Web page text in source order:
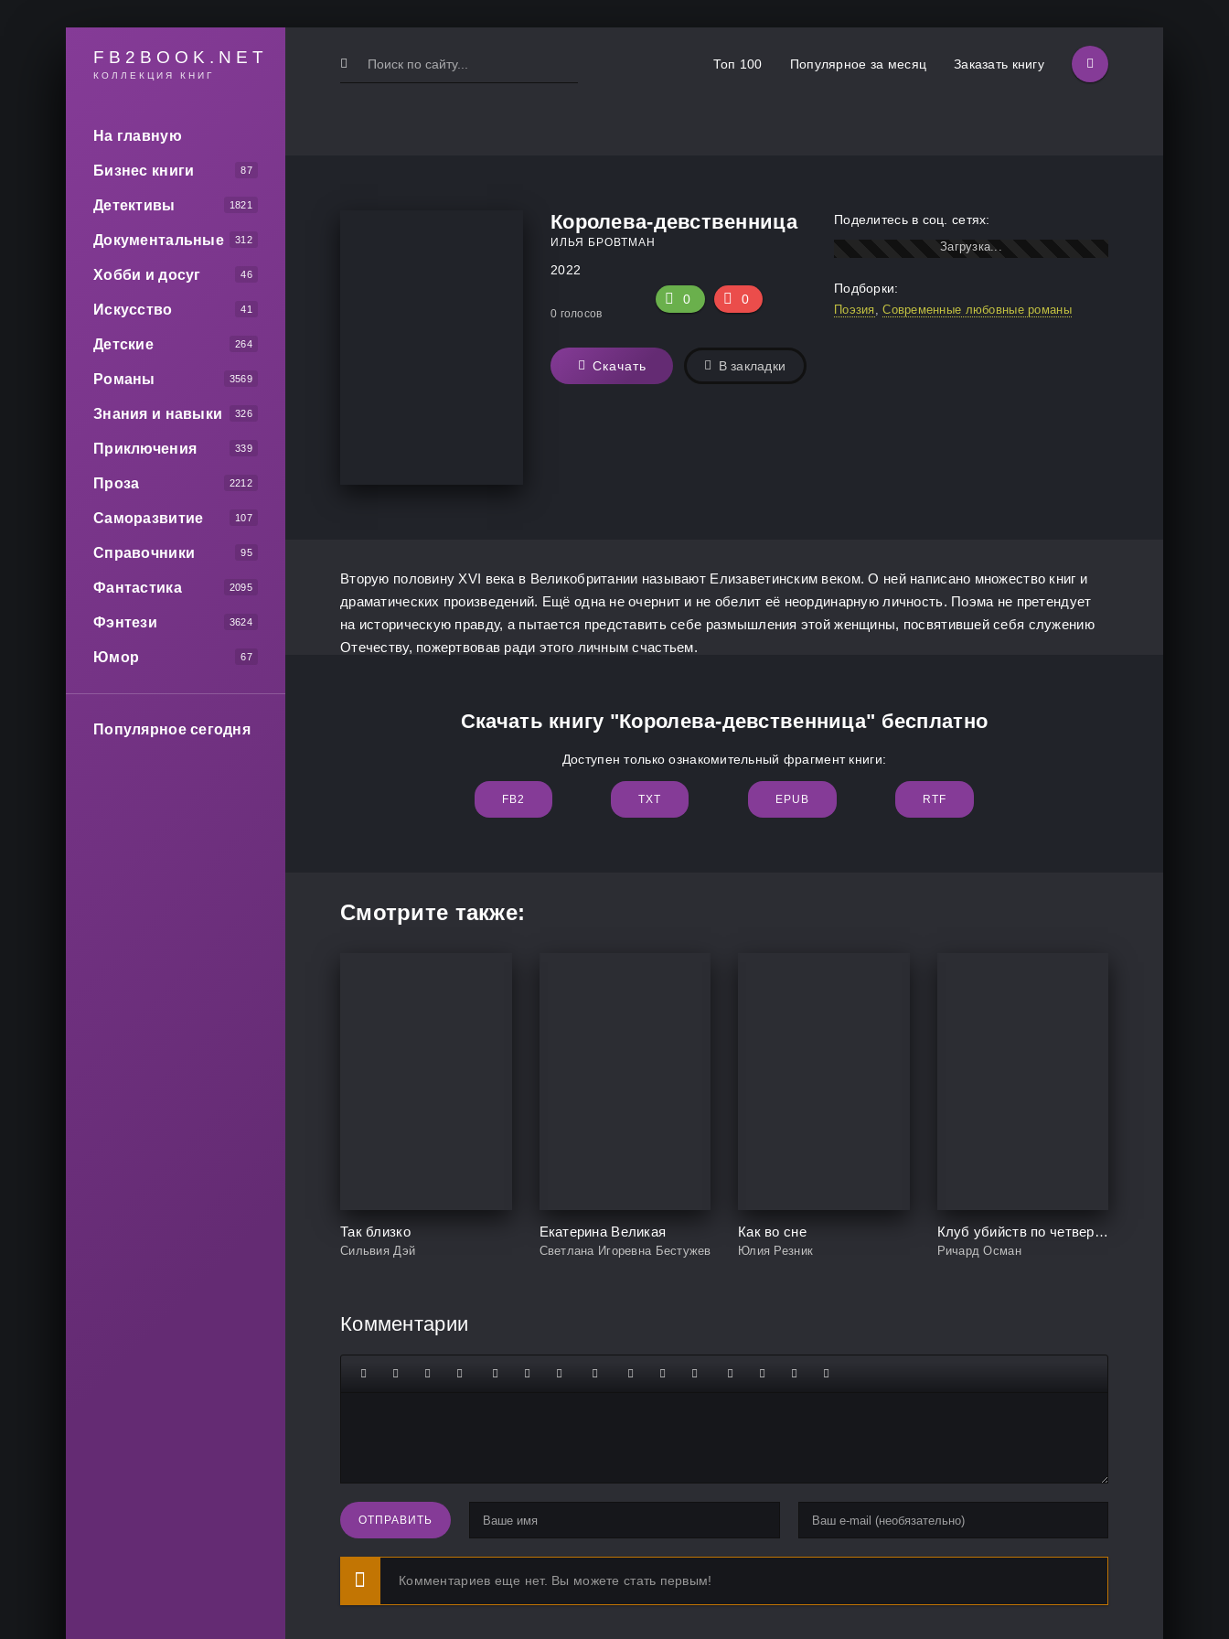
FB2BOOK.NET
КОЛЛЕКЦИЯ КНИГ
Топ 100 Популярное за месяц Заказать книгу
На главную
Бизнес книги 87
Детективы 1821
Документальные 312
Хобби и досуг 46
Искусство 41
Детские 264
Романы 3569
Знания и навыки 326
Приключения 339
Проза 2212
Саморазвитие 107
Справочники 95
Фантастика 2095
Фэнтези 3624
Юмор 67
Популярное сегодня
Королева-девственница
ИЛЬЯ БРОВТМАН
2022
0 голосов
0 0
Скачать В закладки
Поделитесь в соц. сетях:
Подборки:
Поэзия ,Современные любовные романы
Вторую половину XVI века в Великобритании называют Елизаветинским веком. О ней написано множество книг и
драматических произведений. Ещё одна не очернит и не обелит её неординарную личность. Поэма не претендует
на историческую правду, а пытается представить себе размышления этой женщины, посвятившей себя служению
Отечеству, пожертвовав ради этого личным счастьем.
Скачать книгу "Королева-девственница" бесплатно
Доступен только ознакомительный фрагмент книги:
FB2 TXT EPUB RTF
Смотрите также:
Так близко
Сильвия Дэй
Екатерина Великая
Светлана Игоревна Бестужева-Лада
Как во сне
Юлия Резник
Клуб убийств по четвергам
Ричард Осман
Комментарии
ОТПРАВИТЬ
Комментариев еще нет. Вы можете стать первым!